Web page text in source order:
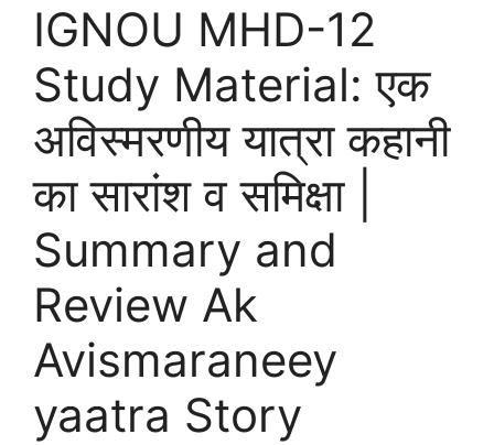
IGNOU MHD-12
Study Material: एक
अविस्मरणीय यात्रा कहानी
का सारांश व समिक्षा |
Summary and
Review Ak
Avismaraneey
yaatra Story